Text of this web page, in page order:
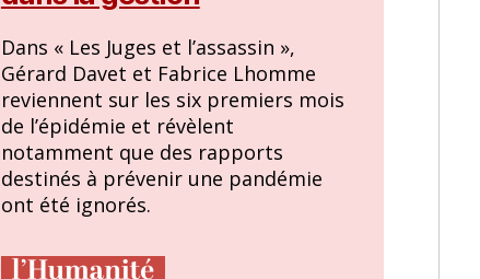
Dans « Les Juges et l’assassin »,
Gérard Davet et Fabrice Lhomme
reviennent sur les six premiers mois
de l’épidémie et révèlent
notamment que des rapports
destinés à prévenir une pandémie
ont été ignorés.